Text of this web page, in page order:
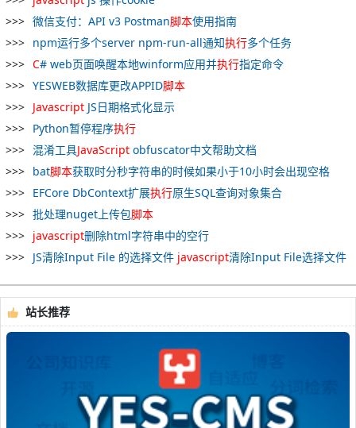
微信支付：API v3 Postman脚本使用指南
npm运行多个server npm-run-all通知执行多个任务
C# web页面唤醒本地winform应用并执行指定命令
YESWEB数据库更改APPID脚本
Javascript JS日期格式化显示
Python暂停程序执行
混淆工具JavaScript obfuscator中文帮助文档
bat脚本获取时分秒字符串的时候如果小于10小时会出现空格
EFCore DbContext扩展执行原生SQL查询对象集合
批处理nuget上传包脚本
javascript删除html字符串中的空行
JS清除Input File 的选择文件 javascript清除Input File选择文件
站长推荐